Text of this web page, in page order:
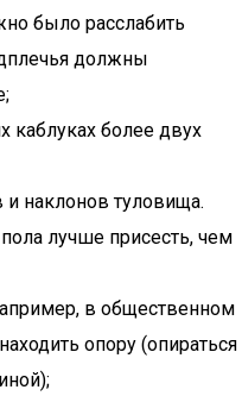
было расслабить
должны
каблуках более двух
и наклонов туловища.
лучше присесть, чем
в общественном
опору (опираться